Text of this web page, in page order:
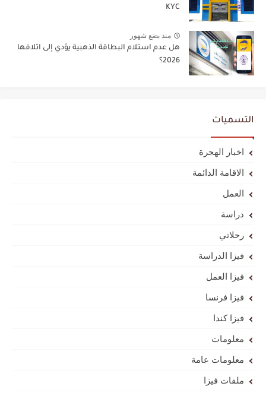
KYC
منذ بضع شهور
هل عدم استلام البطاقة الذهبية يؤدي إلى اتلافها
2026؟
التسميات
اخبار الهجرة
الاقامة الدائمة
العمل
دراسة
رحلاتي
فيزا الدراسة
فيزا العمل
فيزا فرنسا
فيزا كندا
معلومات
معلومات عامة
ملفات فيزا